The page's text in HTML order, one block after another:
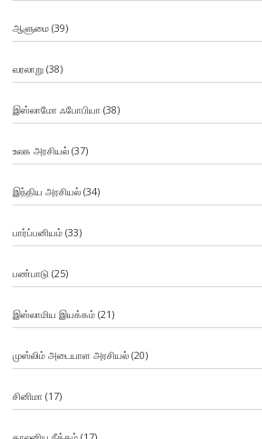
ஆளுமை(39)
வரலாறு(38)
இஸ்லாமோ ஃபோபியா (38)
உலக அரசியல்(37)
இந்திய அரசியல்(34)
பார்ப்பனியம்(33)
பண்பாடு(25)
இஸ்லாமிய இயக்கம்(21)
முஸ்லிம் அடையாள அரசியல்(20)
சினிமா (17)